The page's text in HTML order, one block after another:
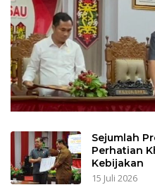
Sejumlah
Perhatian
Kebijakan
15 Juli 2026